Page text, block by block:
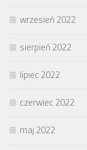
wrzesień 2022
sierpień 2022
lipiec 2022
czerwiec 2022
maj 2022